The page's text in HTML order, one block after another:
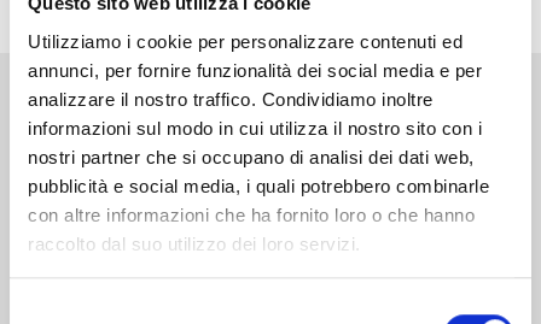
Utilizziamo i cookie per personalizzare contenuti ed
annunci, per fornire funzionalità dei social media e per
analizzare il nostro traffico. Condividiamo inoltre
informazioni sul modo in cui utilizza il nostro sito con i
nostri partner che si occupano di analisi dei dati web,
pubblicità e social media, i quali potrebbero combinarle
con altre informazioni che ha fornito loro o che hanno
raccolto dal suo utilizzo dei loro servizi.
Altri volumi della serie